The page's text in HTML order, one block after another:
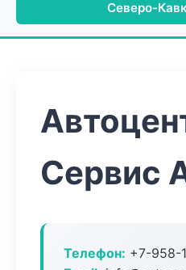
Северо-
Сервис
Телефон: +7-958-